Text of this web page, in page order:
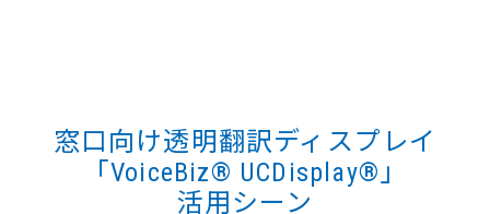
窓口向け透明翻訳ディスプレイ
「VoiceBiz® UCDisplay®」
活用シーン